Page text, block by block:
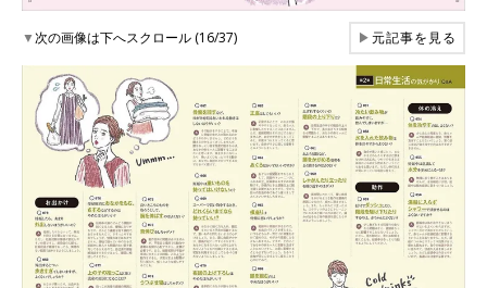
▼次の画像は下へスクロール (16/37) ▶元記事を見る